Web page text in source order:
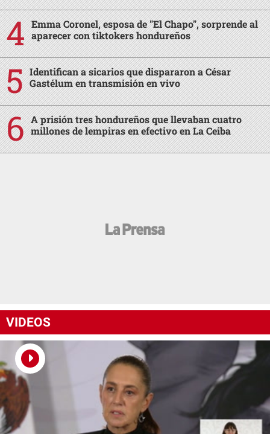
Emma Coronel, esposa de "El Chapo", sorprende al
aparecer con tiktokers hondureños
Identifican a sicarios que dispararon a César
Gastélum en transmisión en vivo
A prisión tres hondureños que llevaban cuatro
millones de lempiras en efectivo en La Ceiba
VIDEOS